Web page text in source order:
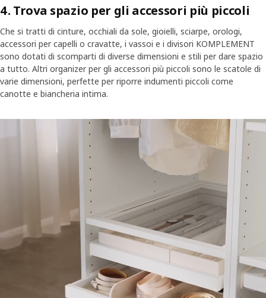
4. Trova spazio per gli accessori più piccoli
Che si tratti di cinture, occhiali da sole, gioielli, sciarpe, orologi,
accessori per capelli o cravatte, i vassoi e i divisori KOMPLEMENT
sono dotati di scomparti di diverse dimensioni e stili per dare spazio
a tutto. Altri organizer per gli accessori più piccoli sono le scatole di
varie dimensioni, perfette per riporre indumenti piccoli come
canotte e biancheria intima.
A film with a close-up of a white PAX wardrobe showing different